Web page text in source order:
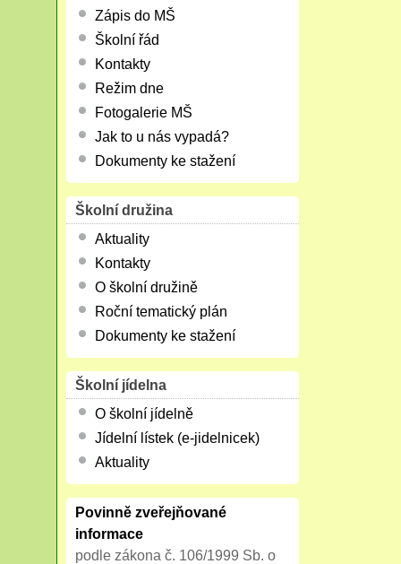
Zápis do MŠ
Školní řád
Kontakty
Režim dne
Fotogalerie MŠ
Jak to u nás vypadá?
Dokumenty ke stažení
Školní družina
Aktuality
Kontakty
O školní družině
Roční tematický plán
Dokumenty ke stažení
Školní jídelna
O školní jídelně
Jídelní lístek (e-jidelnicek)
Aktuality
Povinně zveřejňované
informace
podle zákona č. 106/1999 Sb. o